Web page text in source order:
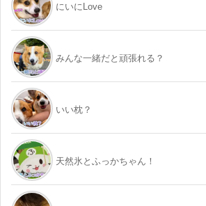
にいにLove
みんな一緒だと頑張れる？
いい枕？
天然氷とふっかちゃん！